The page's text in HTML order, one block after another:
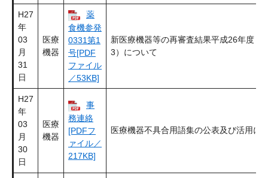
H27
年
03
月
31
日
医療
機器
薬
食機参発
0331第1
号[PDF
ファイル
／53KB]
新医療機器等の再審査結果平成26年度（
3）について
H27
年
03
月
30
日
医療
機器
事
務連絡
[PDFフ
ァイル／
217KB]
医療機器不具合用語集の公表及び活用に